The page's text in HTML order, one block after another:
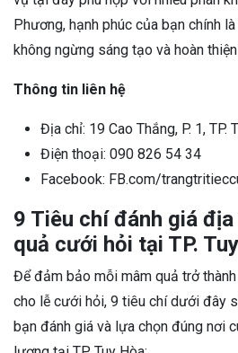
Phương, hạnh phúc của bạn chính
không ngừng sáng tạo và hoàn
Thông tin liên hệ
Địa chỉ: 19 Cao Thắng, P. 1, TP.
Điện thoại: 090 826 54 34
Facebook: FB.com/
9 Tiêu chí đánh giá
quả cưới hỏi tại TP.
Để đảm bảo mỗi mâm quả trở
cho lễ cưới hỏi, 9 tiêu chí dưới đây
bạn đánh giá và lựa chọn đúng nơi